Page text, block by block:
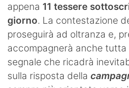
appena 11 tessere
giorno. La contestazione
proseguirà ad oltranza e,
accompagnerà anche tutta
segnale che ricadrà
sulla risposta della